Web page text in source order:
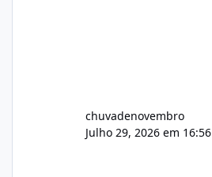
chuvadenovembro
Julho 29, 2026 em 16:56